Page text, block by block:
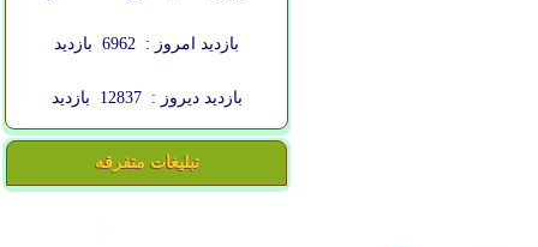
بازدید امروز : 6962 بازدید
بازدید دیروز : 12837 بازدید
تبلیغات متفرقه